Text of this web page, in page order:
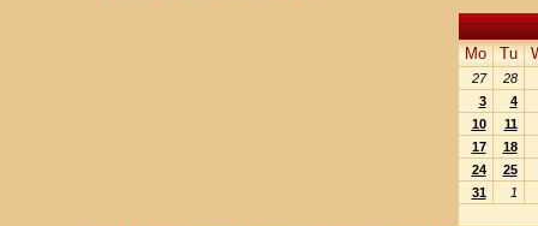
Mo Tu
27
28
3
4
10
11
17
18
24
25
31
1